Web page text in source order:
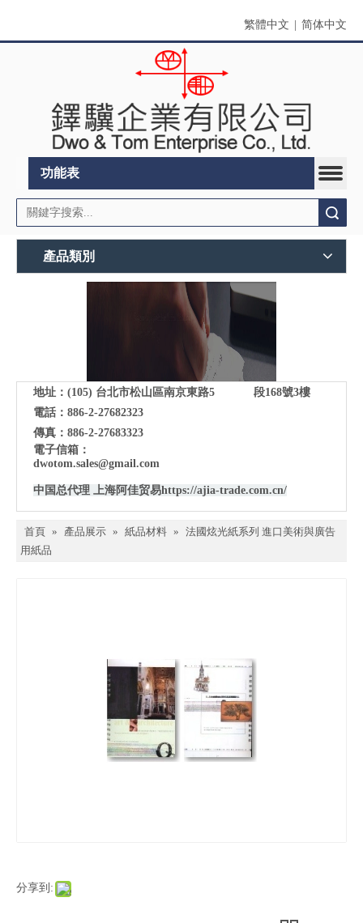
繁體中文 简体中文
功能表
產品類別
地址：(105) 台北市松山區南京東路5 段168號3樓
電話：886-2-27682323
傳真：886-2-27683323
電子信箱：
dwotom.sales@gmail.com
中国总代理 上海阿佳贸易https://ajia-trade.com.cn/
首頁 » 產品展示 » 紙品材料 » 法國炫光紙系列 進口美術與廣告
用紙品
分享到: